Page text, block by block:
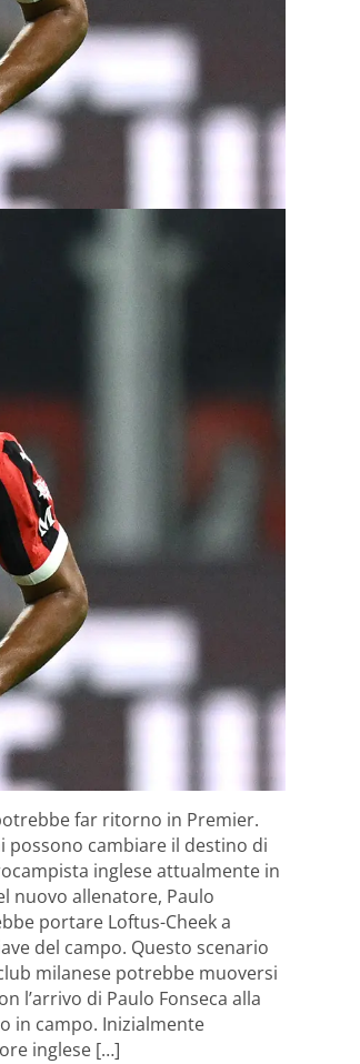
far ritorno in Premier.
possono cambiare il destino di
inglese attualmente in
nuovo allenatore, Paulo
portare Loftus-Cheek a
del campo. Questo scenario
milanese potrebbe muoversi
l’arrivo di Paulo Fonseca alla
in campo. Inizialmente
inglese […]